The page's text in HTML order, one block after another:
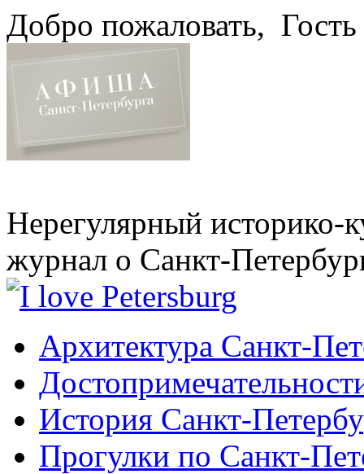
Добро пожаловать, Гость
Нерегулярный историко-
журнал о Санкт-
Архитектура Санкт-
История Санкт-
Прогулки по Санкт-